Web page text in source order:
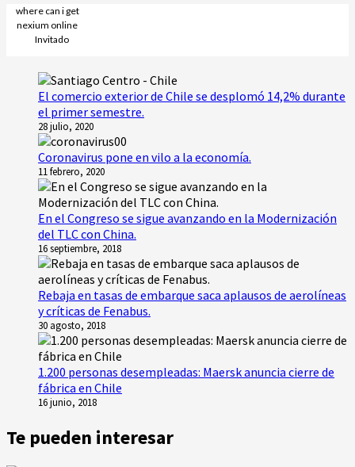
where can i get
nexium online
Invitado
El comercio exterior de Chile se desplomó 14,2% durante
el primer semestre.
28 julio, 2020
Coronavirus pone en vilo a la economía.
11 febrero, 2020
En el Congreso se sigue avanzando en la Modernización
del TLC con China.
16 septiembre, 2018
Rebaja en tasas de embarque saca aplausos de aerolíneas
y críticas de Fenabus.
30 agosto, 2018
1.200 personas desempleadas: Maersk anuncia cierre de
fábrica en Chile
16 junio, 2018
Te pueden interesar